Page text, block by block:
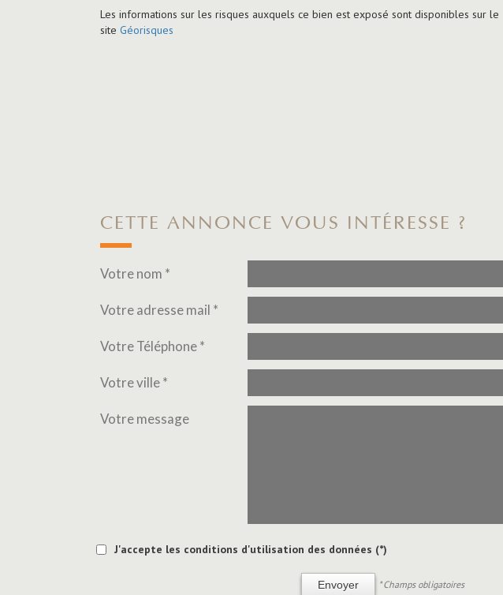
Les informations sur les risques auxquels ce bien est exposé sont disponibles sur le
site Géorisques
CETTE ANNONCE VOUS INTÉRESSE ?
Votre nom *
Votre adresse mail *
Votre Téléphone *
Votre ville *
Votre message
J'accepte les conditions d'utilisation des données (*)
Envoyer * Champs obligatoires